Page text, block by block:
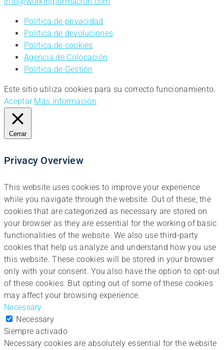
Política de privacidad
Política de devoluciones
Política de cookies
Agencia de Colocación
Política de Gestión
Este sitio utiliza cookies para su correcto funcionamiento.
Aceptar Más información
Cerrar
Privacy Overview
This website uses cookies to improve your experience
while you navigate through the website. Out of these, the
cookies that are categorized as necessary are stored on
your browser as they are essential for the working of basic
functionalities of the website. We also use third-party
cookies that help us analyze and understand how you use
this website. These cookies will be stored in your browser
only with your consent. You also have the option to opt-out
of these cookies. But opting out of some of these cookies
may affect your browsing experience.
Necessary
Necessary
Siempre activado
Necessary cookies are absolutely essential for the website